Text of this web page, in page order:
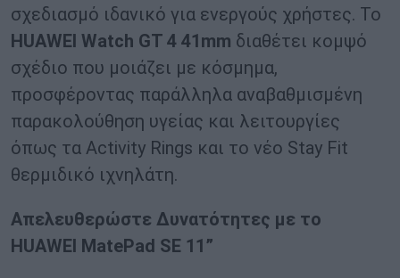
σχεδιασμό ιδανικό για ενεργούς χρήστες. Το
HUAWEI Watch GT 4 41 mm διαθέτει κομψό
σχέδιο που μοιάζει με κόσμημα,
προσφέροντας παράλληλα αναβαθμισμένη
παρακολούθηση υγείας και λειτουργίες
όπως τα Activity Rings και το νέο Stay Fit
θερμιδικό ιχνηλάτη.
Απελευθερώστε Δυνατότητες με το
HUAWEI MatePad SE 11”